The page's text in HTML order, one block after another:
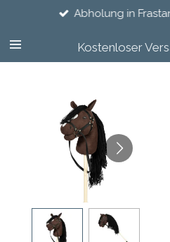
springen
Kostenloser
Abholung in